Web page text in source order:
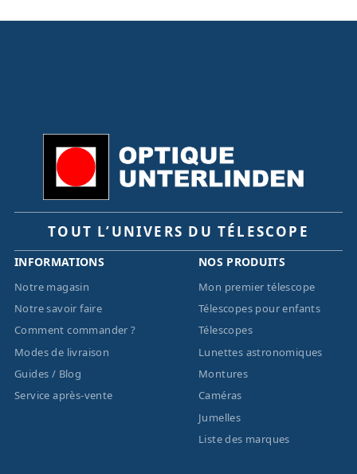
TOUT L’UNIVERS DU TÉLESCOPE
INFORMATIONS
Notre magasin
Notre savoir faire
Comment commander ?
Modes de livraison
Guides / Blog
Service après-vente
NOS PRODUITS
Mon premier télescope
Télescopes pour enfants
Télescopes
Lunettes astronomiques
Montures
Caméras
Jumelles
Liste des marques